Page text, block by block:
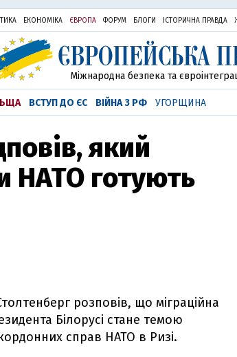
ЕКОНОМІКА ЄВРОПА ФОРУМ БЛОГИ ІСТОРИЧНА ПРАВДА
Міжнародна безпека та
ВСТУП ДО ЄС ВІЙНА З РФ УГОРЩИНА
який
НАТО готують
розповів, що міграційна
Білорусі стане темою
справ НАТО в Ризі.